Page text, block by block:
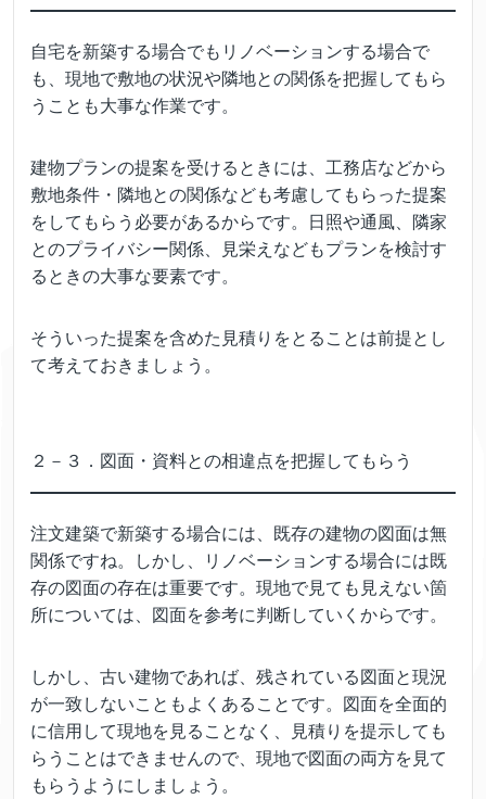
自宅を新築する場合でもリノベーションする場合で
も、現地で敷地の状況や隣地との関係を把握してもら
うことも大事な作業です。
建物プランの提案を受けるときには、工務店などから
敷地条件・隣地との関係なども考慮してもらった提案
をしてもらう必要があるからです。日照や通風、隣家
とのプライバシー関係、見栄えなどもプランを検討す
るときの大事な要素です。
そういった提案を含めた見積りをとることは前提とし
て考えておきましょう。
２－３．図面・資料との相違点を把握してもらう
注文建築で新築する場合には、既存の建物の図面は無
関係ですね。しかし、リノベーションする場合には既
存の図面の存在は重要です。現地で見ても見えない箇
所については、図面を参考に判断していくからです。
しかし、古い建物であれば、残されている図面と現況
が一致しないこともよくあることです。図面を全面的
に信用して現地を見ることなく、見積りを提示しても
らうことはできませんので、現地で図面の両方を見て
もらうようにしましょう。